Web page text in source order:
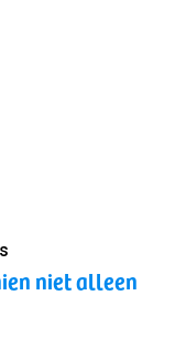
niet alleen